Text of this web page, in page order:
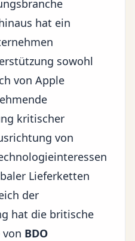
hat ein
sowohl
von Apple
kritischer
von
Lieferketten
der
hat die britische
BDO